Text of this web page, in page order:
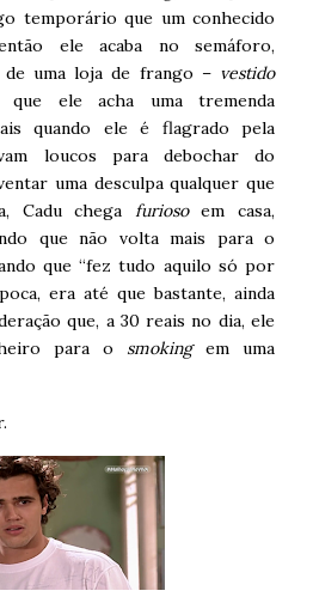
temporário que um conhecido
ele acaba no semáforo,
uma loja de frango – vestido
ele acha uma tremenda
quando ele é flagrado pela
loucos para debochar do
uma desculpa qualquer que
Cadu chega furiosoem casa,
que não volta mais para o
que “fez tudo aquilo só por
era até que bastante, ainda
que, a 30 reais no dia, ele
para o smokingem uma